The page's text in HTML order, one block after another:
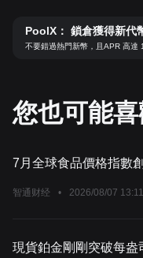
PoolX： 鎖倉獲得新代
不要錯過熱門新幣，且APR 高達
您也可能
7月全球食品價格指數
智通财经 • 2026/08/07 13:11
現貨鉑金剛剛突破每盎